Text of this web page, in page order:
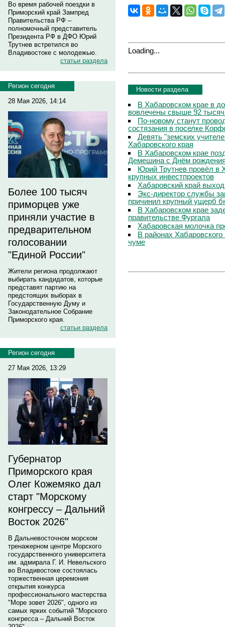
Во время рабочей поездки в
Приморский край Зампред
Правительства РФ –
полномочный представитель
Президента РФ в ДФО Юрий
Трутнев встретился во
Владивостоке с молодежью.
статьи раздела
Регион сегодня
28 Мая 2026, 14:14
Более 100 тысяч
приморцев уже
приняли участие в
предварительном
голосовании
"Единой России"
Жители региона продолжают
выбирать кандидатов, которые
представят партию на
предстоящих выборах в
Государственную Думу и
Законодательное Собрание
Приморского края.
статьи раздела
Регион сегодня
27 Мая 2026, 13:29
Губернатор
Приморского края
Олег Кожемяко дал
старт "Морскому
конгрессу – Дальний
Восток 2026"
В Дальневосточном морском
тренажерном центре Морского
государственного университета
им. адмирала Г. И. Невельского
во Владивостоке состоялась
торжественная церемония
открытия конкурса
профессионального мастерства
"Море зовет 2026", одного из
самых ярких событий "Морского
конгресса – Дальний Восток
Loading...
Новости раздела
В Хабаровском крае в
вовлечены свыше 92 тысяч
По-новому станут
состязания в поселке
Девять "земских
Хабаровского края
В Хабаровском крае
Демешина с Днём
Юрий Трутнев провёл в
крупных инвестпроектов
Хабаровский край
Экс-директор службы
причинил крупный ущерб
В Хабаровском крае
правительстве Фургала
Хабаровская молочка
В районах
чуме